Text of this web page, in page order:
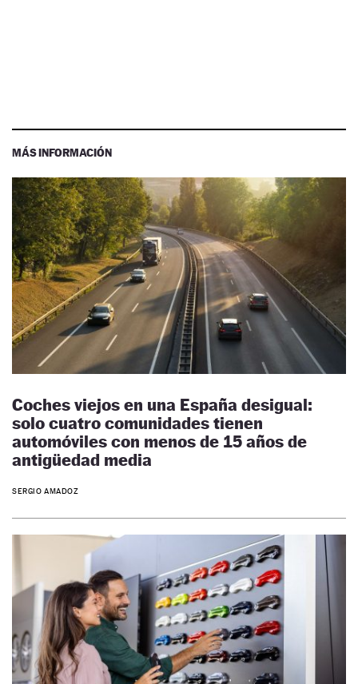
MÁS INFORMACIÓN
Coches viejos en una España desigual:
solo cuatro comunidades tienen
automóviles con menos de 15 años de
antigüedad media
SERGIO AMADOZ